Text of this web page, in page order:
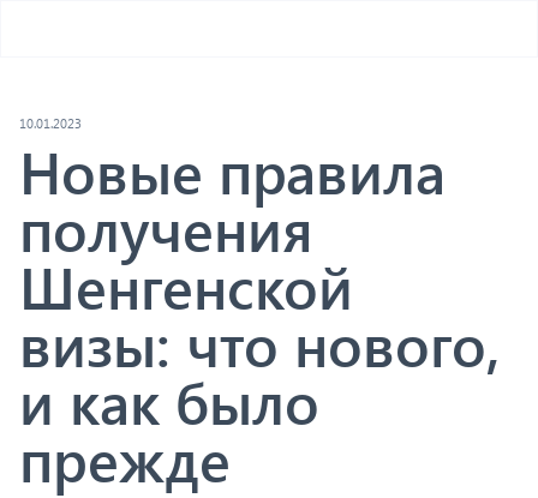
10.01.2023
Новые правила
получения
Шенгенской
визы: что нового,
и как было
прежде